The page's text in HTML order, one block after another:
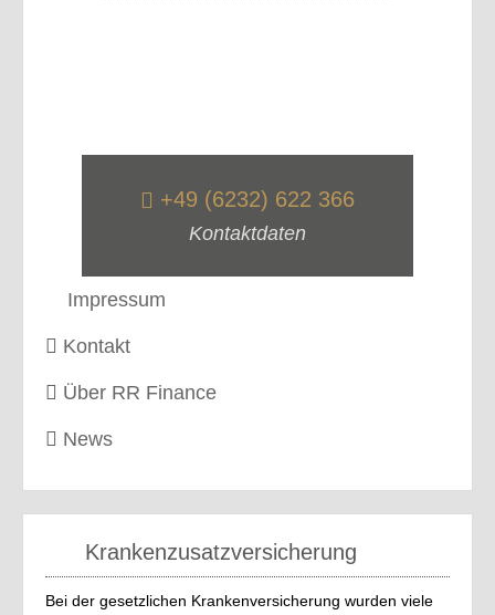
+49 (6232) 622 366
Kontaktdaten
Impressum
Kontakt
Über RR Finance
News
Krankenzusatzversicherung
Bei der gesetzlichen Krankenversicherung wurden viele